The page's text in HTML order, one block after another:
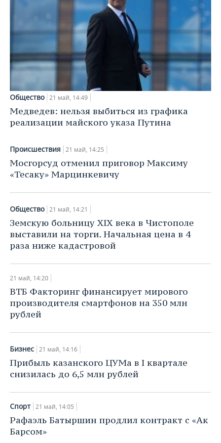
ХОККЕЙ С МЯЧОМ
ПРОИСШЕСТВИЯ
Общество 21 май, 14:49
Медведев: нельзя выбиться из графика
реализации майского указа Путина
Происшествия 21 май, 14:25
Мосгорсуд отменил приговор Максиму
«Тесаку» Марцинкевичу
Общество 21 май, 14:21
Земскую больницу XIX века в Чистополе
выставили на торги. Начальная цена в 4
раза ниже кадастровой
21 май, 14:20
ВТБ Факторинг финансирует мирового
производителя смартфонов на 350 млн
рублей
Бизнес 21 май, 14:16
Прибыль казанского ЦУМа в I квартале
снизилась до 6,5 млн рублей
Спорт 21 май, 14:05
Рафаэль Батыршин продлил контракт с «Ак
Барсом»